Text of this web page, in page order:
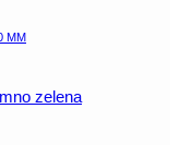
MM
zelena